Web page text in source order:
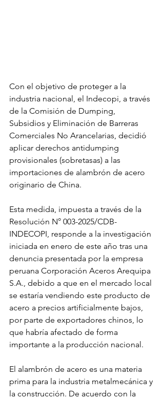
Con el objetivo de proteger a la
industria nacional, el Indecopi, a través
de la Comisión de Dumping,
Subsidios y Eliminación de Barreras
Comerciales No Arancelarias, decidió
aplicar derechos antidumping
provisionales (sobretasas) a las
importaciones de alambrón de acero
originario de China.
Esta medida, impuesta a través de la
Resolución N° 003-2025/CDB-
INDECOPI, responde a la investigación
iniciada en enero de este año tras una
denuncia presentada por la empresa
peruana Corporación Aceros Arequipa
S.A., debido a que en el mercado local
se estaría vendiendo este producto de
acero a precios artificialmente bajos,
por parte de exportadores chinos, lo
que habría afectado de forma
importante a la producción nacional.
El alambrón de acero es una materia
prima para la industria metalmecánica y
la construcción. De acuerdo con la